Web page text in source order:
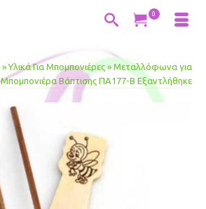
0
» Υλικά Για Μπομπονιέρες » Μεταλλόφωνα για
Μπομπονιέρα Βάπτισης ΠΑ177-Β Εξαντλήθηκε